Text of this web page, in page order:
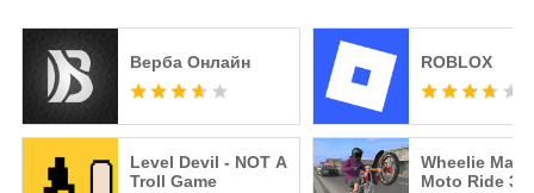
Верба Онлайн ROBLOX
Level Devil - NOT A
Troll Game
Wheelie
Moto Ride 3D